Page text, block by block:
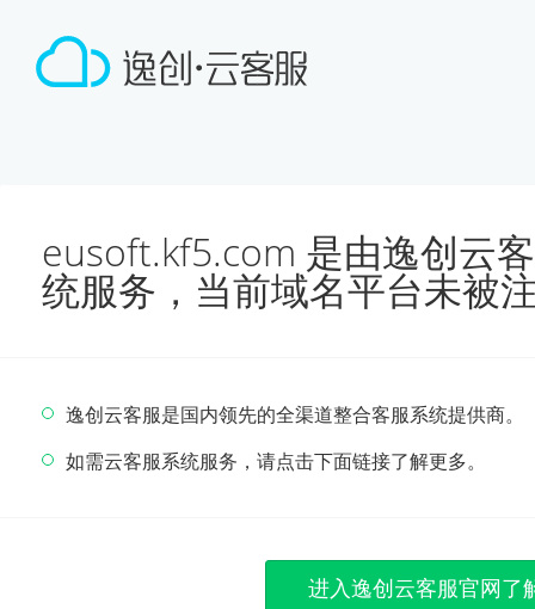
eusoft.kf5.com 是由逸创云
统服务，当前域名平台未被
逸创云客服是国内领先的全渠道整合客服系统提供商。
如需云客服系统服务，请点击下面链接了解更多。
进入逸创云客服官网了